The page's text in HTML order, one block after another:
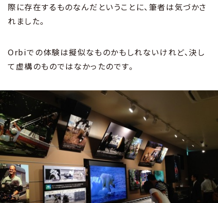
際に存在するものなんだということに、筆者は気づかさ
れました。
Orbiでの体験は擬似なものかもしれないけれど、決し
て虚構のものではなかったのです。